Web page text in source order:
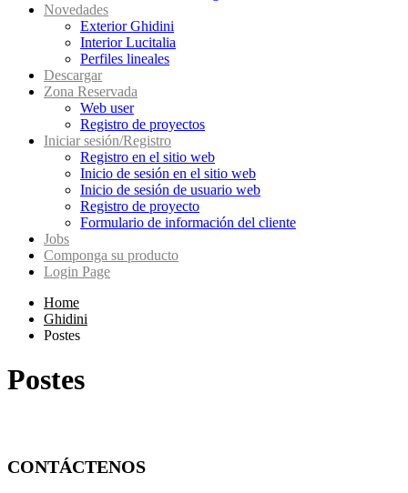
Novedades
Exterior Ghidini
Interior Lucitalia
Perfiles lineales
Descargar
Zona Reservada
Web user
Registro de proyectos
Iniciar sesión/Registro
Registro en el sitio web
Inicio de sesión en el sitio web
Inicio de sesión de usuario web
Registro de proyecto
Formulario de información del cliente
Jobs
Componga su producto
Login Page
Home
Ghidini
Postes
Postes
CONTÁCTENOS